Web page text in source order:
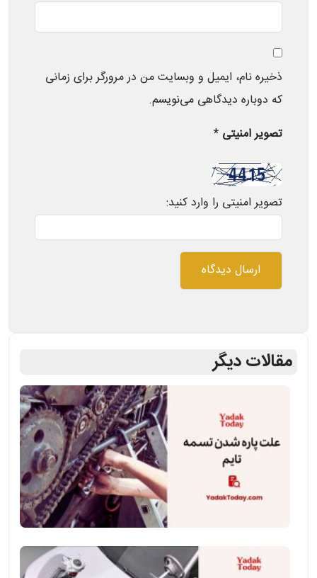
ذخیره نام، ایمیل و وبسایت من در مرورگر برای زمانی
که دوباره دیدگاهی می‌نویسم.
تصویر امنیتی *
تصویر امنیتی را وارد کنید:
مقالات دیگر
تسمه